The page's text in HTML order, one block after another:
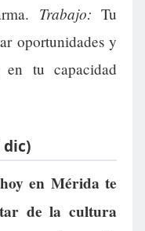
Trabajo: Tu
oportunidades y
en tu capacidad
dic)
en Mérida te
de la cultura